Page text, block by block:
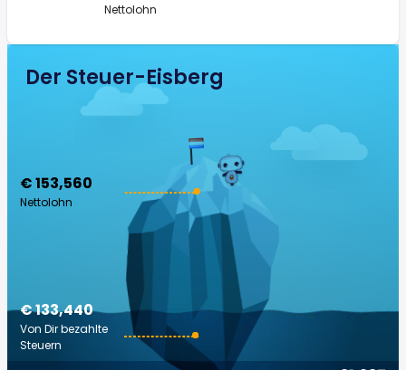
Nettolohn
Der Steuer-Eisberg
€ 153,560
Nettolohn
€ 133,440
Von Dir bezahlte
Steuern